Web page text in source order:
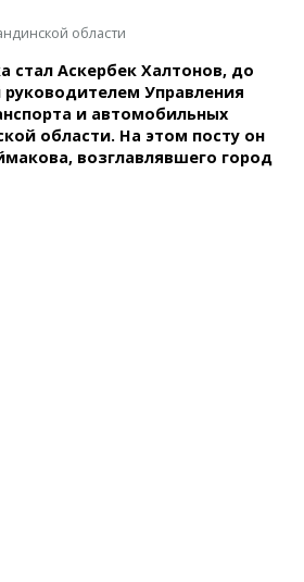
области
стал Аскербек Халтонов, до
Управления
и автомобильных
области. На этом посту он
возглавлявшего город